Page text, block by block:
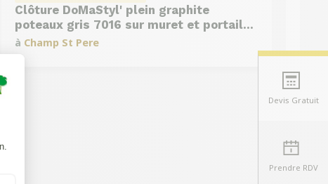
: Personnalisez vos Options
Clôture DoMaStyl' plein graphite
poteaux gris 7016 sur muret et portail
coulissant Classic Strong
à Champ St Pere
Devis Gratuit
Prendre RDV